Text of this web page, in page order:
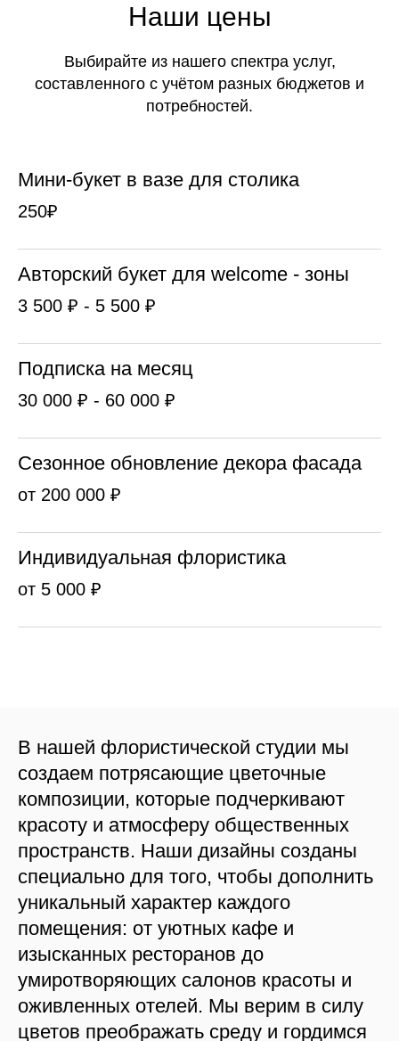
Наши цены
Выбирайте из нашего спектра услуг,
составленного с учётом разных бюджетов и
потребностей.
Мини-букет в вазе для столика
250₽
Авторский букет для welcome - зоны
3 500 ₽ - 5 500 ₽
Подписка на месяц
30 000 ₽ - 60 000 ₽
Сезонное обновление декора фасада
от 200 000 ₽
Индивидуальная флористика
от 5 000 ₽
В нашей флористической студии мы
создаем потрясающие цветочные
композиции, которые подчеркивают
красоту и атмосферу общественных
пространств. Наши дизайны созданы
специально для того, чтобы дополнить
уникальный характер каждого
помещения: от уютных кафе и
изысканных ресторанов до
умиротворяющих салонов красоты и
оживленных отелей. Мы верим в силу
цветов преображать среду и гордимся